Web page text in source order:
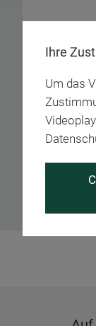
Ihre
Um das